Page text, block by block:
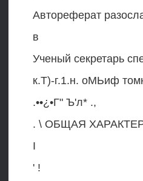
Автореферат
в
Ученый секретарь
к.Т)-г.1.н. оМЬиф
.••¿•Г" Ъ'л* .,
. \ ОБЩАЯ
I
' !